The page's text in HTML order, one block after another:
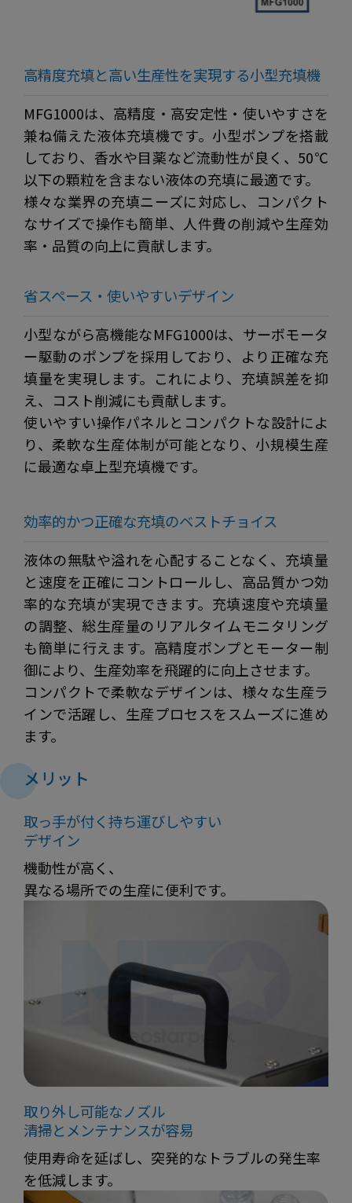
高精度充填と高い生産性を実現する小型充填機
MFG1000は、高精度・高安定性・使いやすさを
兼ね備えた液体充填機です。小型ポンプを搭載
しており、香水や目薬など流動性が良く、50℃
以下の顆粒を含まない液体の充填に最適です。
様々な業界の充填ニーズに対応し、コンパクト
なサイズで操作も簡単、人件費の削減や生産効
率・品質の向上に貢献します。
省スペース・使いやすいデザイン
小型ながら高機能なMFG1000は、サーボモータ
ー駆動のポンプを採用しており、より正確な充
填量を実現します。これにより、充填誤差を抑
え、コスト削減にも貢献します。
使いやすい操作パネルとコンパクトな設計によ
り、柔軟な生産体制が可能となり、小規模生産
に最適な卓上型充填機です。
効率的かつ正確な充填のベストチョイス
液体の無駄や溢れを心配することなく、充填量
と速度を正確にコントロールし、高品質かつ効
率的な充填が実現できます。充填速度や充填量
の調整、総生産量のリアルタイムモニタリング
も簡単に行えます。高精度ポンプとモーター制
御により、生産効率を飛躍的に向上させます。
コンパクトで柔軟なデザインは、様々な生産ラ
インで活躍し、生産プロセスをスムーズに進め
ます。
メリット
取っ手が付く持ち運びしやすい
デザイン
機動性が高く、
異なる場所での生産に便利です。
取り外し可能なノズル
清掃とメンテナンスが容易
使用寿命を延ばし、突発的なトラブルの発生率
を低減します。